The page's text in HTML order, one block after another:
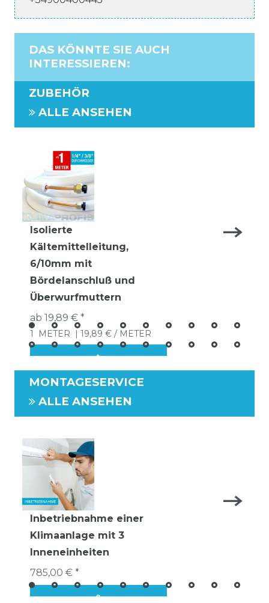
DAS KÖNNTE SIE AUCH
INTERESSIEREN:
ZUBEHÖR
ALLE ANSEHEN
Isolierte
Kältemittelleitung,
6/10mm mit
Bördelanschluß und
Überwurfmuttern
ab 19,89 € *
1 METER | 19,89 € / METER
MONTAGESERVICE
ALLE ANSEHEN
Inbetriebnahme einer
Klimaanlage mit 3
Inneneinheiten
785,00 € *